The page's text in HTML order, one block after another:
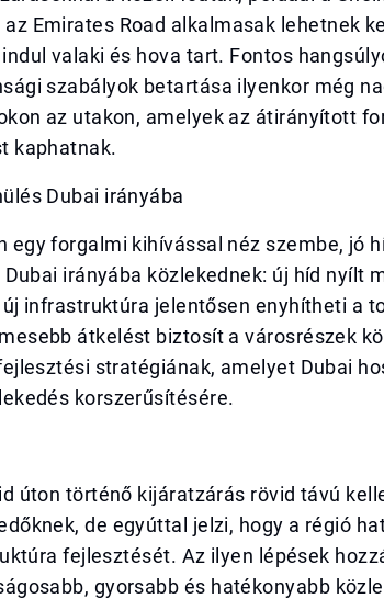
az Emirates Road alkalmasak lehetnek
valaki és hova tart. Fontos
szabályok betartása ilyenkor még
az utakon, amelyek az átirányított
kaphatnak.
Dubai irányába
egy forgalmi kihívással néz szembe, jó
irányába közlekednek: új híd nyílt
új infrastruktúra jelentősen enyhítheti a
átkelést biztosít a városrészek
stratégiának, amelyet Dubai
korszerűsítésére.
úton történő kijáratzárás rövid távú
de egyúttal jelzi, hogy a régió
fejlesztését. Az ilyen lépések
gyorsabb és hatékonyabb